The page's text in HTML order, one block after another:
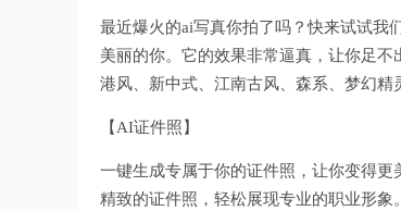
最近爆火的ai写真你拍了吗？快来试试我
美丽的你。它的效果非常逼真，让你足
港风、新中式、江南古风、森系、梦幻精
【AI证件照】
一键生成专属于你的证件照，让你变得
精致的证件照，轻松展现专业的职业形象。